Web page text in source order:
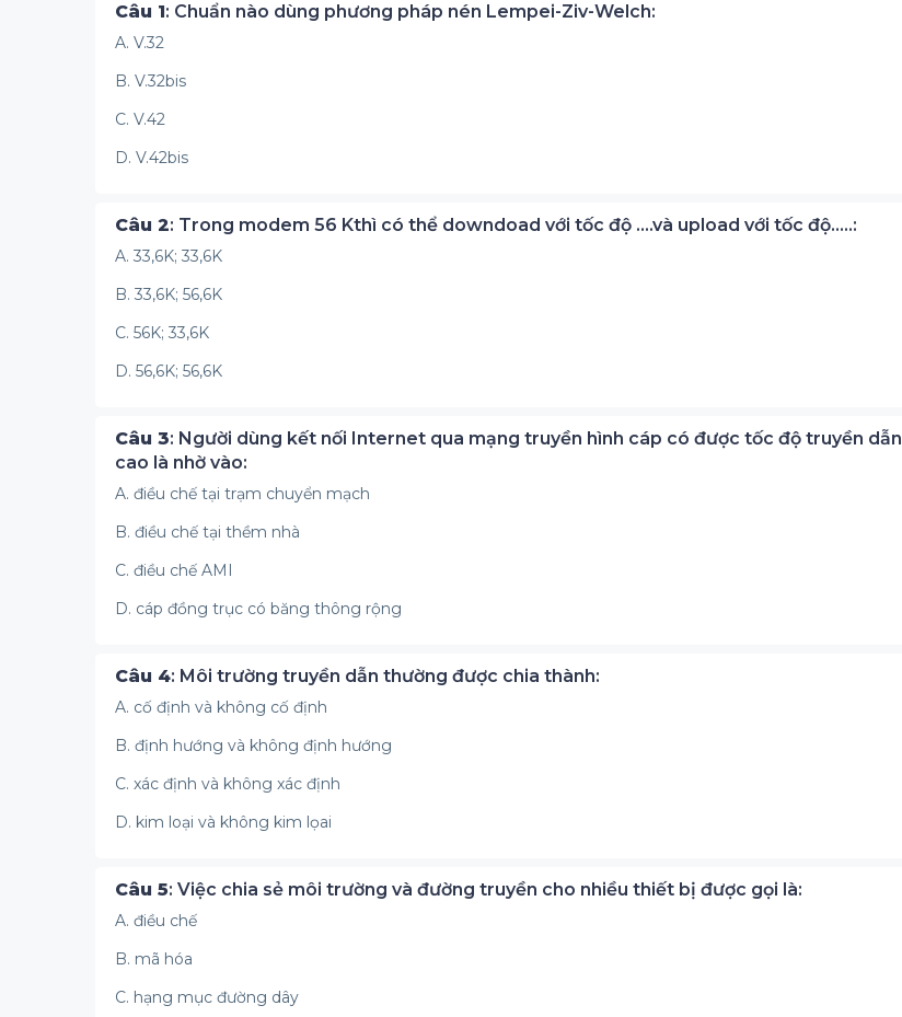
Câu 1: Chuẩn nào dùng phương pháp nén Lempei-Ziv-Welch:
A. V.32
B. V.32bis
C. V.42
D. V.42bis
Câu 2: Trong modem 56 Kthì có thể downdoad với tốc độ ….và upload với tốc độ…..:
A. 33,6K; 33,6K
B. 33,6K; 56,6K
C. 56K; 33,6K
D. 56,6K; 56,6K
Câu 3: Người dùng kết nối Internet qua mạng truyền hình cáp có được tốc độ truyền dẫn
cao là nhờ vào:
A. điều chế tại trạm chuyển mạch
B. điều chế tại thềm nhà
C. điều chế AMI
D. cáp đồng trục có băng thông rộng
Câu 4: Môi trường truyền dẫn thường được chia thành:
A. cố định và không cố định
B. định hướng và không định hướng
C. xác định và không xác định
D. kim loại và không kim lọai
Câu 5: Việc chia sẻ môi trường và đường truyền cho nhiều thiết bị được gọi là:
A. điều chế
B. mã hóa
C. hạng mục đường dây